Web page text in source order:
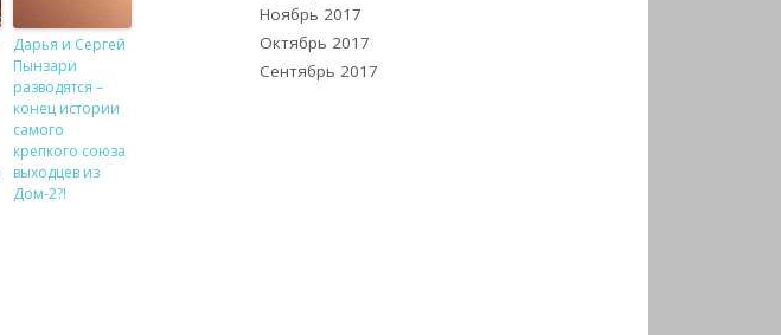
Дарья и Сергей
Пынзари
разводятся –
конец истории
самого
крепкого союза
выходцев из
Дом-2?!
Ноябрь 2017
Октябрь 2017
Сентябрь 2017